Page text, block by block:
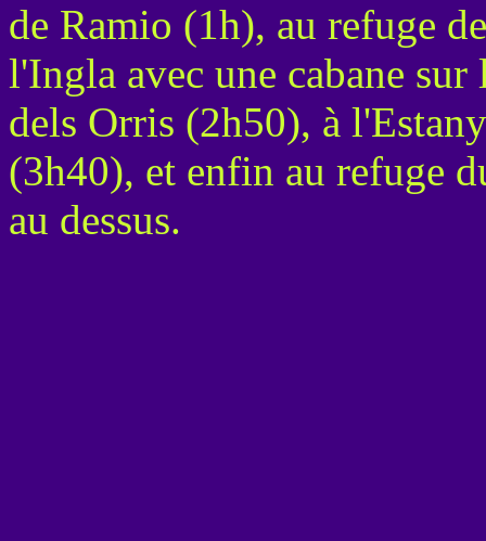
de Ramio (1h), au refuge
l'Ingla avec une cabane
dels Orris (2h50), à
(3h40), et enfin au refuge
au dessus.